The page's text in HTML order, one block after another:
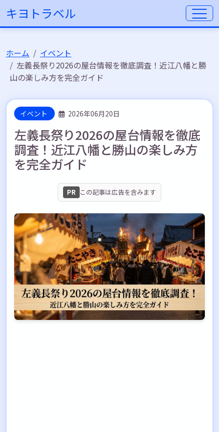
キヨトラベル
ホーム
イベント
左義長祭り2026の屋台情報を徹底調査！近江八幡と勝
山の楽しみ方を完全ガイド
イベント 2026年06月20日
左義長祭り2026の屋台情報を徹底
調査！近江八幡と勝山の楽しみ方
を完全ガイド
PR この記事は広告を含みます